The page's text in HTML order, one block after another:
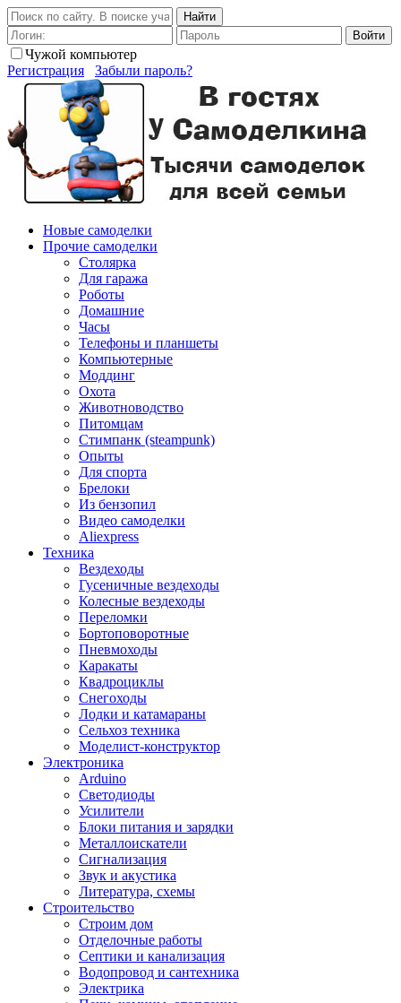
Найти
Войти
Чужой компьютер
Регистрация
Забыли пароль?
Новые самоделки
Прочие самоделки
Столярка
Для гаража
Роботы
Домашние
Часы
Телефоны и планшеты
Компьютерные
Моддинг
Охота
Животноводство
Питомцам
Стимпанк (steampunk)
Опыты
Для спорта
Брелоки
Из бензопил
Видео самоделки
Aliexpress
Техника
Вездеходы
Гусеничные вездеходы
Колесные вездеходы
Переломки
Бортоповоротные
Пневмоходы
Каракаты
Квадроциклы
Снегоходы
Лодки и катамараны
Сельхоз техника
Моделист-конструктор
Электроника
Arduino
Светодиоды
Усилители
Блоки питания и зарядки
Металлоискатели
Сигнализация
Звук и акустика
Литература, схемы
Строительство
Строим дом
Отделочные работы
Септики и канализация
Водопровод и сантехника
Электрика